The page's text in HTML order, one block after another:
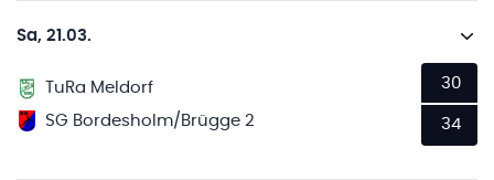
Sa, 21.03.
TuRa Meldorf
SG Bordesholm/Brügge 2
30
34